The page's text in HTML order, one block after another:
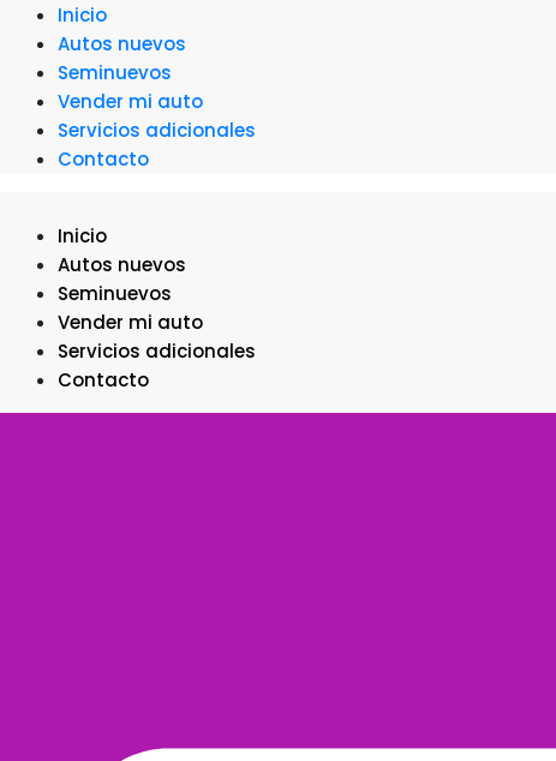
Inicio
Autos nuevos
Seminuevos
Vender mi auto
Servicios adicionales
Contacto
Inicio
Autos nuevos
Seminuevos
Vender mi auto
Servicios adicionales
Contacto